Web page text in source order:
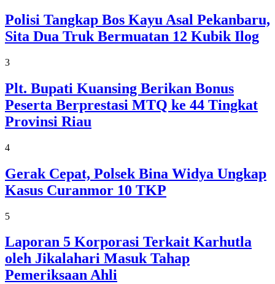
Polisi Tangkap Bos Kayu Asal Pekanbaru,
Sita Dua Truk Bermuatan 12 Kubik Ilog
3
Plt. Bupati Kuansing Berikan Bonus
Peserta Berprestasi MTQ ke 44 Tingkat
Provinsi Riau
4
Gerak Cepat, Polsek Bina Widya Ungkap
Kasus Curanmor 10 TKP
5
Laporan 5 Korporasi Terkait Karhutla
oleh Jikalahari Masuk Tahap
Pemeriksaan Ahli